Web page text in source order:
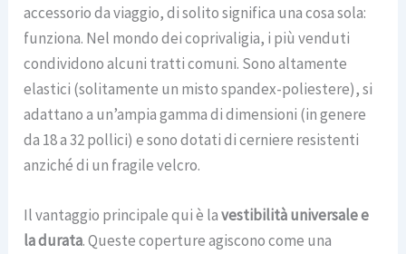
accessorio da viaggio, di solito significa una cosa sola:
funziona. Nel mondo dei coprivaligia, i più venduti
condividono alcuni tratti comuni. Sono altamente
elastici (solitamente un misto spandex-poliestere), si
adattano a un’ampia gamma di dimensioni (in genere
da 18 a 32 pollici) e sono dotati di cerniere resistenti
anziché di un fragile velcro.
Il vantaggio principale qui è lavestibilità universale e
la durata. Queste coperture agiscono come una